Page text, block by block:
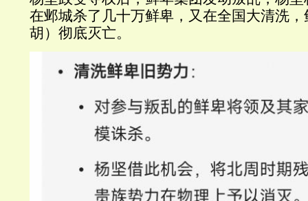
在邺城杀了几十万鲜卑，又在全国大清洗
胡）彻底灭亡。